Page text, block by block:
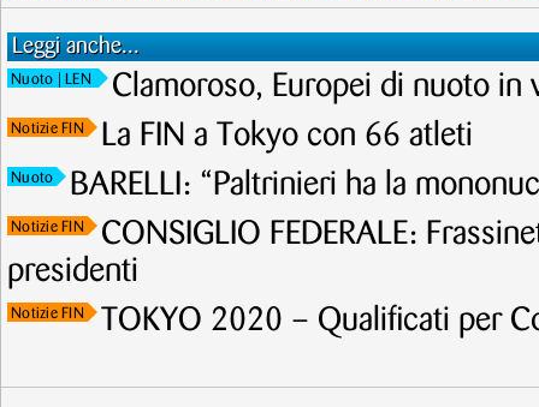
Leggi anche...
Nuoto | LEN Clamoroso, Europei di nuoto in
Notizie FIN La FIN a Tokyo con 66 atleti
Nuoto BARELLI: “Paltrinieri ha la
Notizie FIN
CONSIGLIO FEDERALE:
presidenti
Notizie FIN TOKYO 2020 – Qualificati per